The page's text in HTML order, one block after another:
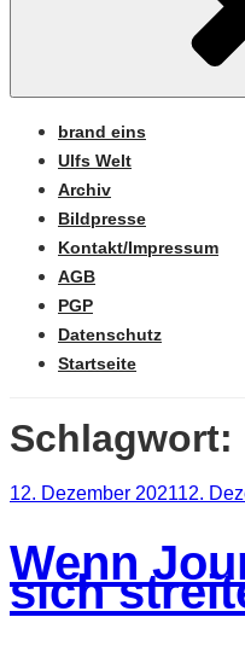
brand eins
Ulfs Welt
Archiv
Bildpresse
Kontakt/Impressum
AGB
PGP
Datenschutz
Startseite
Schlagwort:
Veröffentlicht
12. Dezember 202112.
Wenn
sich